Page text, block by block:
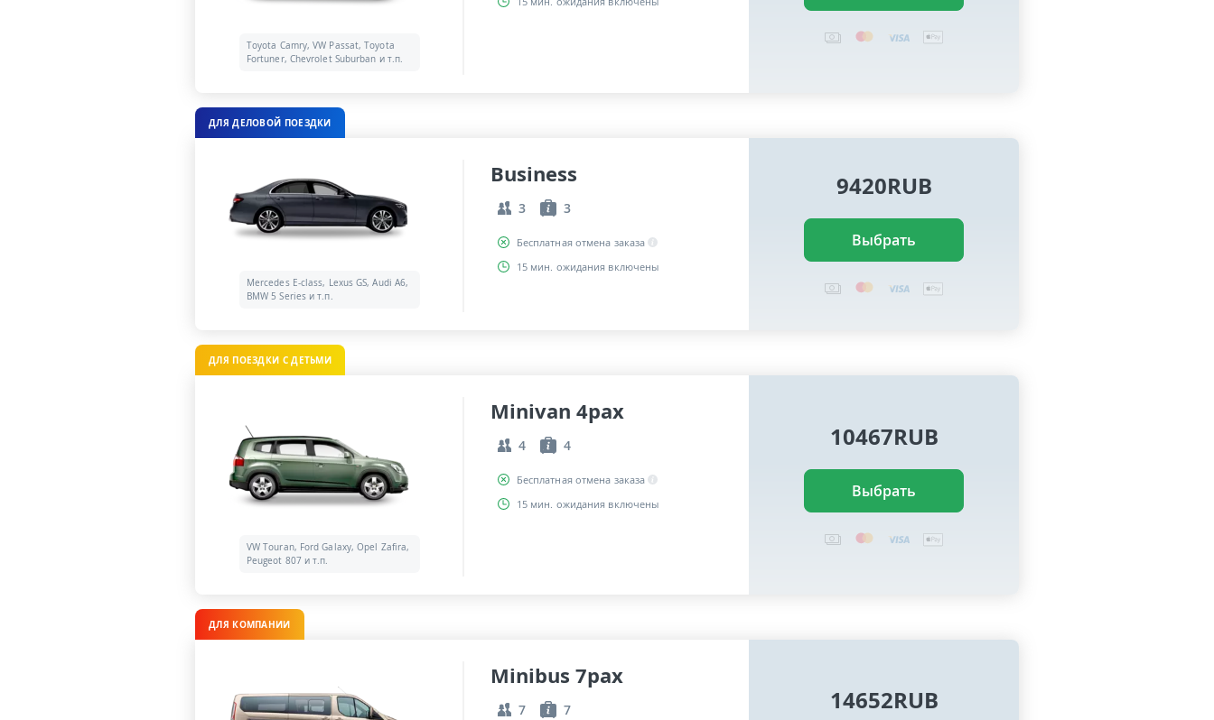
Toyota Camry, VW Passat, Toyota
Fortuner, Chevrolet Suburban и т.п.
ДЛЯ ДЕЛОВОЙ ПОЕЗДКИ
Mercedes E-class, Lexus GS, Audi A6,
BMW 5 Series и т.п.
Business
3 3
Бесплатная отмена заказа
15 мин. ожидания включены
9420RUB
Выбрать
ДЛЯ ПОЕЗДКИ С ДЕТЬМИ
VW Touran, Ford Galaxy, Opel Zafira,
Peugeot 807 и т.п.
Minivan 4pax
4 4
Бесплатная отмена заказа
15 мин. ожидания включены
10467RUB
Выбрать
ДЛЯ КОМПАНИИ
Minibus 7pax
7 7 14652RUB